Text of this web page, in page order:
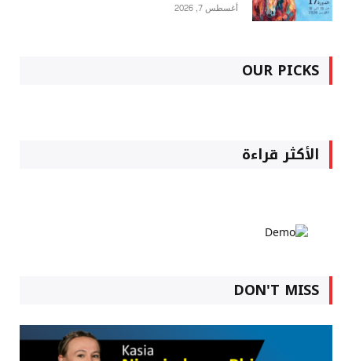
أغسطس 7, 2026
OUR PICKS
الأكثر قراءة
DON'T MISS